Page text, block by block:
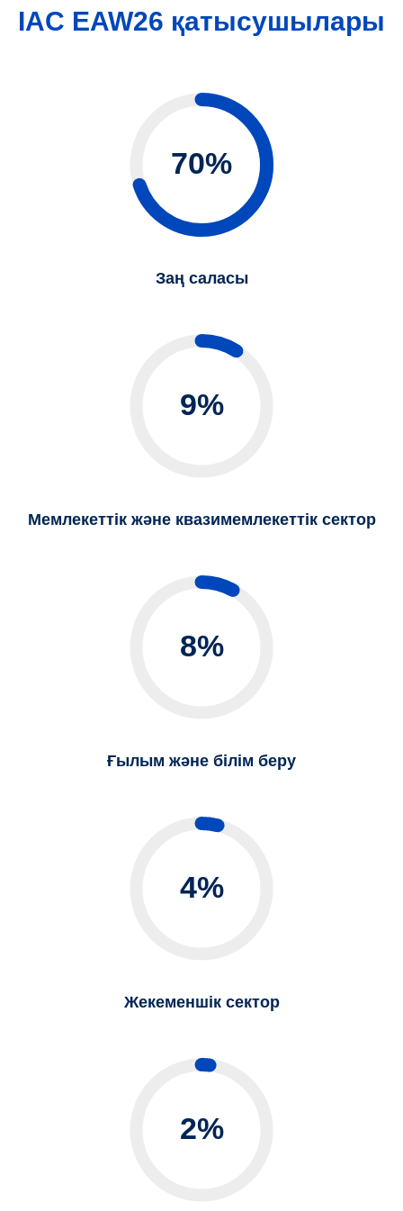
IAC EAW26 қатысушылары
70%
Заң саласы
9%
Мемлекеттік және квазимемлекеттік сектор
8%
Ғылым және білім беру
4%
Жекеменшік сектор
2%